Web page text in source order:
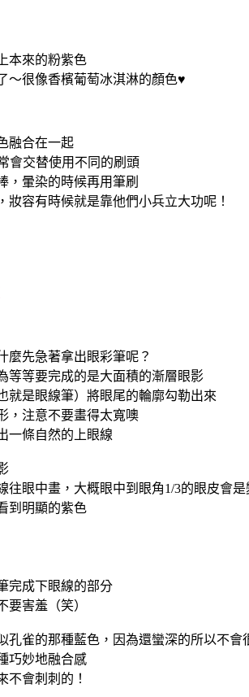
本來的粉紫色
～很像香檳葡萄冰淇淋的顏色♥
融合在一起
會交替使用不同的刷頭
，暈染的時候再用筆刷
妝容有時候就是靠他們小兵立大功呢！
麼先急著拿出眼彩筆呢？
等等要完成的是大面積的漸層眼影
就是眼線筆）將眼尾的輪廓勾勒出來
，注意不要畫得太寬噢
一條自然的上眼線
往眼中畫，大概眼中到眼角1/3的眼皮會
到明顯的紫色
完成下眼線的部分
要害羞（笑）
孔雀的那種藍色，因為還蠻深的所以不會
巧妙地融合感
不會刺刺的！